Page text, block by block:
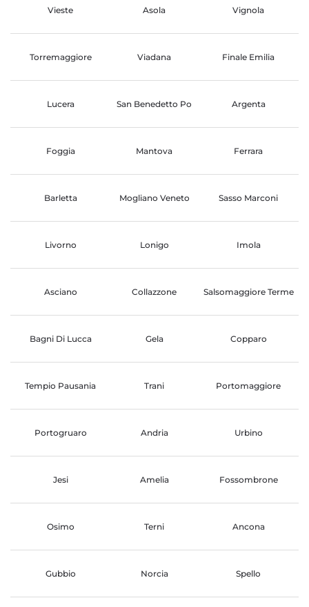
Vieste Asola Vignola
Torremaggiore Viadana Finale Emilia
Lucera San Benedetto Po Argenta
Foggia Mantova Ferrara
Barletta Mogliano Veneto Sasso Marconi
Livorno Lonigo Imola
Asciano Collazzone Salsomaggiore Terme
Bagni Di Lucca Gela Copparo
Tempio Pausania Trani Portomaggiore
Portogruaro Andria Urbino
Jesi Amelia Fossombrone
Osimo Terni Ancona
Gubbio Norcia Spello